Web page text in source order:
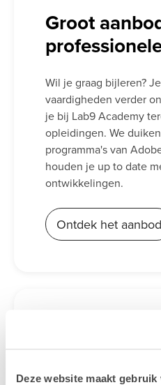
Deze website maakt gebruik
Groot
Wil je graag bijleren?
vaardigheden verder
je bij Lab9 Academy
opleidingen. We
programma's van
houden je up to date
ontwikkelingen.
Ontdek het aanbod